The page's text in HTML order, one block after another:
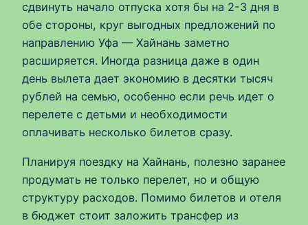
сдвинуть начало отпуска хотя бы на 2-3 дня в
обе стороны, круг выгодных предложений по
направлению Уфа — Хайнань заметно
расширяется. Иногда разница даже в один
день вылета дает экономию в десятки тысяч
рублей на семью, особенно если речь идет о
перелете с детьми и необходимости
оплачивать несколько билетов сразу.
Планируя поездку на Хайнань, полезно заранее
продумать не только перелет, но и общую
структуру расходов. Помимо билетов и отеля
в бюджет стоит заложить трансфер из